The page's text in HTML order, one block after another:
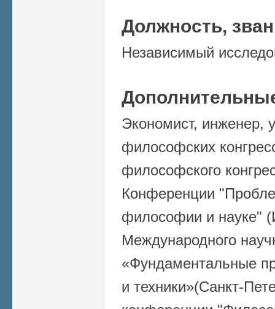
Должность,
Независимый
Экономист, инженер,
философских
философского
Конференции
философии и науке"
Международного
«Фундаментальные
и техники»(Санкт-